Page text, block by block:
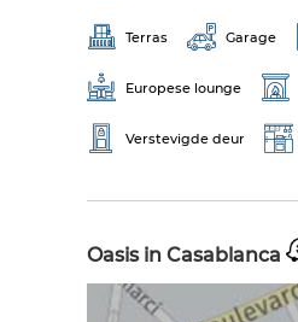
Terras Garage
Europese lounge
Verstevigde deur
Oasis in Casablanca